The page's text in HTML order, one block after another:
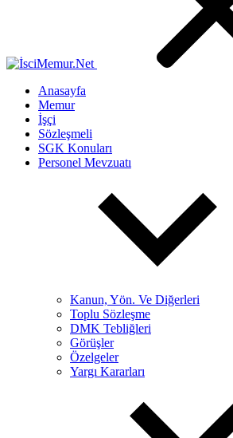
Anasayfa
Memur
İşçi
Sözleşmeli
SGK Konuları
Personel Mevzuatı
Kanun, Yön. Ve Diğerleri
Toplu Sözleşme
DMK Tebliğleri
Görüşler
Özelgeler
Yargı Kararları